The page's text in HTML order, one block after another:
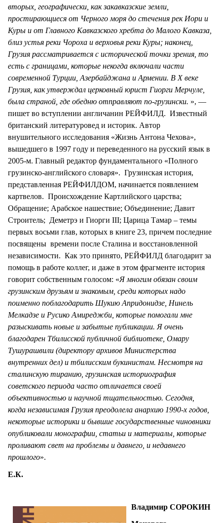
вторых, географически, как закавказские земли,
простирающиеся от Черного моря до стечения рек Иори и
Куры и от Главного Кавказского хребта до Малого Кавказа,
близ устья реки Чороха и верховья реки Куры; наконец,
Грузия рассматривается с исторической точки зрения, то
есть с границами, которые некогда включали части
современной Турции, Азербайджана и Армении. В Х веке
Грузия, как утверждал церковный юрист Гиорги Мерчуле,
была страной, где обедню отправляют по-грузински. », —
пишет во вступлении англичанин РЕЙФИЛД. Известный
британский литературовед и историк. Автор
внушительного исследования «Жизнь Антона Чехова»,
вышедшего в 1997 году и переведенного на русский язык в
2005-м. Главный редактор фундаментального «Полного
грузинско-английского словаря». Грузинская история,
представленная РЕЙФИЛДОМ, начинается появлением
картвелов. Происхождение Картлийского царства;
Обращение; Арабское нашествие; Объединение; Давит
Строитель; Деметрэ и Гиорги III; Царица Тамар – темы
первых восьми глав, которых в книге 23, причем последние
посвящены времени после Сталина и восстановленной
независимости. Как это принято, РЕЙФИЛД благодарит за
помощь в работе коллег, и даже в этом фрагменте история
говорит собственным голосом: «Я многим обязан своим
грузинским друзьям и знакомым, среди которых надо
поименно поблагодарить Шукию Апридонидзе, Нинель
Мелкадзе и Русико Амиреджби, которые помогали мне
разыскивать новые и забытые публикации. Я очень
благодарен Тбилисской публичной библиотеке, Омару
Тушурашвили (директору архивов Министерства
внутренних дел) и тбилисским букинистам. Несмотря на
сталинскую тиранию, грузинская историография
советского периода часто отличается своей
объективностью и научной тщательностью. Сегодня,
когда независимая Грузия преодолела анархию 1990-х годов,
некоторые историки и бывшие государственные чиновники
опубликовали монографии, статьи и материалы, которые
проливают свет на проблемы и давнего, и недавнего
прошлого».
Е.К.
Владимир СОРОКИН